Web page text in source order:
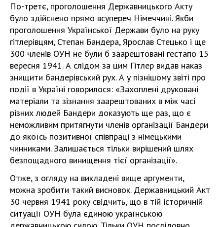
По-третє, проголошення Державницького Акту
було здійснено прямо всупереч Німеччині. Якби
проголошення Української Держави було на руку
гітлерівцям, Степан Бандера, Ярослав Стецько і ще
300 членів ОУН не були б заарештовані гестапо 15
вересня 1941. А слідом за цим Гітлер видав наказ
знищити бандерівський рух. А у пізнішому звіті про
події в Україні говорилося: «Захоплені друковані
матеріали та зізнання заарештованих в між часі
різних людей Бандери доказують ще раз, що є
неможливим притягнути членів організації Бандери
до якоїсь позитивної співпраці з німецькими
чинниками. Залишається тільки вирішений шлях
безпощадного винищення тієї організації».
Отже, з огляду на викладені вище аргументи,
можна зробити такий висновок. Державницький Акт
30 червня 1941 року свідчить, що в тій історичній
ситуації ОУН була єдиною українською